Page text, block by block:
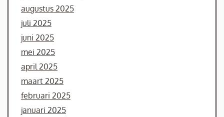
augustus 2025
juli 2025
juni 2025
mei 2025
april 2025
maart 2025
februari 2025
januari 2025